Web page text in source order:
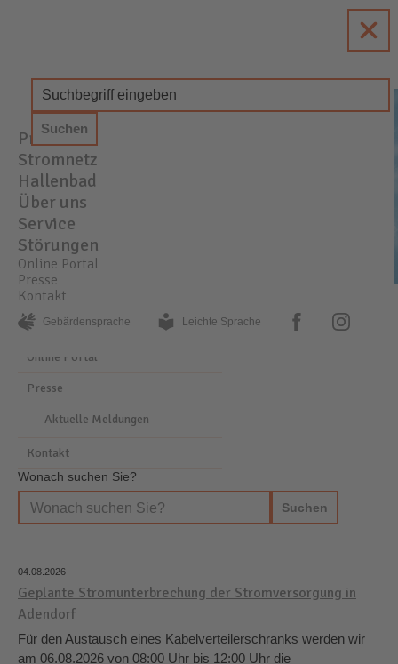
enewa
Online Portal
Presse
Kontakt
Gebärden­sprache Leichte Sprache facebook instagram
Produkte
Stromnetz
Hallenbad
Über uns
Service
Störungen
Online Portal
Presse
Aktuelle Meldungen
Kontakt
Wonach suchen Sie?
04.08.2026
Geplante Stromunterbrechung der Stromversorgung in
Adendorf
Für den Austausch eines Kabelverteilerschranks werden wir
am 06.08.2026 von 08:00 Uhr bis 12:00 Uhr die